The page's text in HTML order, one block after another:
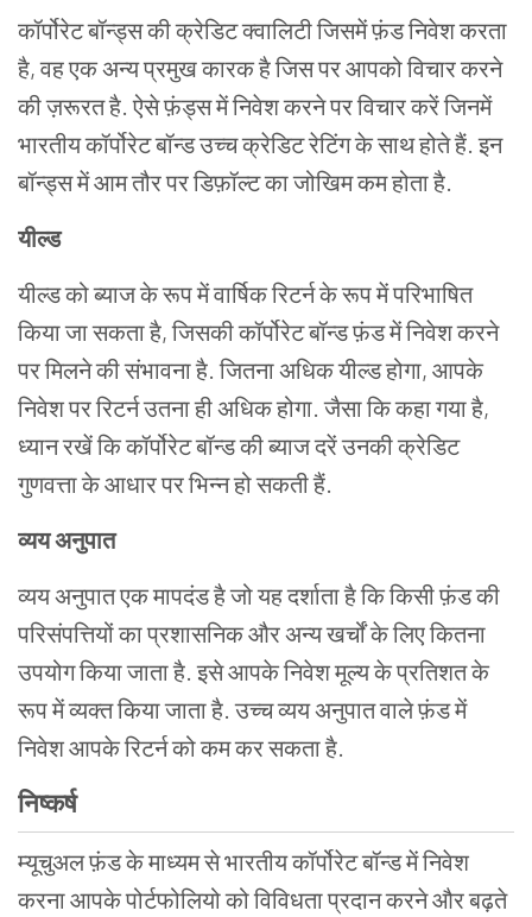
कॉर्पोरेट बॉन्ड्स की क्रेडिट क्वालिटी जिसमें फ़ंड निवेश करता
है, वह एक अन्य प्रमुख कारक है जिस पर आपको विचार करने
की ज़रूरत है. ऐसे फ़ंड्स में निवेश करने पर विचार करें जिनमें
भारतीय कॉर्पोरेट बॉन्ड उच्च क्रेडिट रेटिंग के साथ होते हैं. इन
बॉन्ड्स में आम तौर पर डिफ़ॉल्ट का जोखिम कम होता है.
यील्ड
यील्ड को ब्याज के रूप में वार्षिक रिटर्न के रूप में परिभाषित
किया जा सकता है, जिसकी कॉर्पोरेट बॉन्ड फ़ंड में निवेश करने
पर मिलने की संभावना है. जितना अधिक यील्ड होगा, आपके
निवेश पर रिटर्न उतना ही अधिक होगा. जैसा कि कहा गया है,
ध्यान रखें कि कॉर्पोरेट बॉन्ड की ब्याज दरें उनकी क्रेडिट
गुणवत्ता के आधार पर भिन्न हो सकती हैं.
व्यय अनुपात
व्यय अनुपात एक मापदंड है जो यह दर्शाता है कि किसी फ़ंड की
परिसंपत्तियों का प्रशासनिक और अन्य खर्चों के लिए कितना
उपयोग किया जाता है. इसे आपके निवेश मूल्य के प्रतिशत के
रूप में व्यक्त किया जाता है. उच्च व्यय अनुपात वाले फ़ंड में
निवेश आपके रिटर्न को कम कर सकता है.
निष्कर्ष
म्यूचुअल फ़ंड के माध्यम से भारतीय कॉर्पोरेट बॉन्ड में निवेश
करना आपके पोर्टफोलियो को विविधता प्रदान करने और बढ़ते